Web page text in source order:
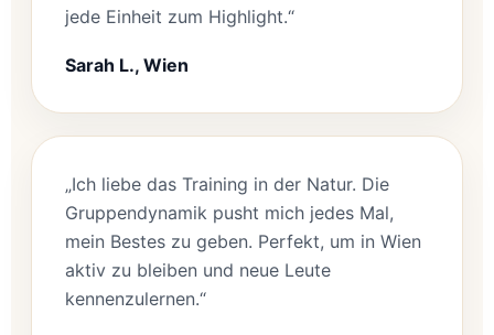
jede Einheit zum Highlight.“
Sarah L., Wien
„Ich liebe das Training in der Natur. Die
Gruppendynamik pusht mich jedes Mal,
mein Bestes zu geben. Perfekt, um in Wien
aktiv zu bleiben und neue Leute
kennenzulernen.“